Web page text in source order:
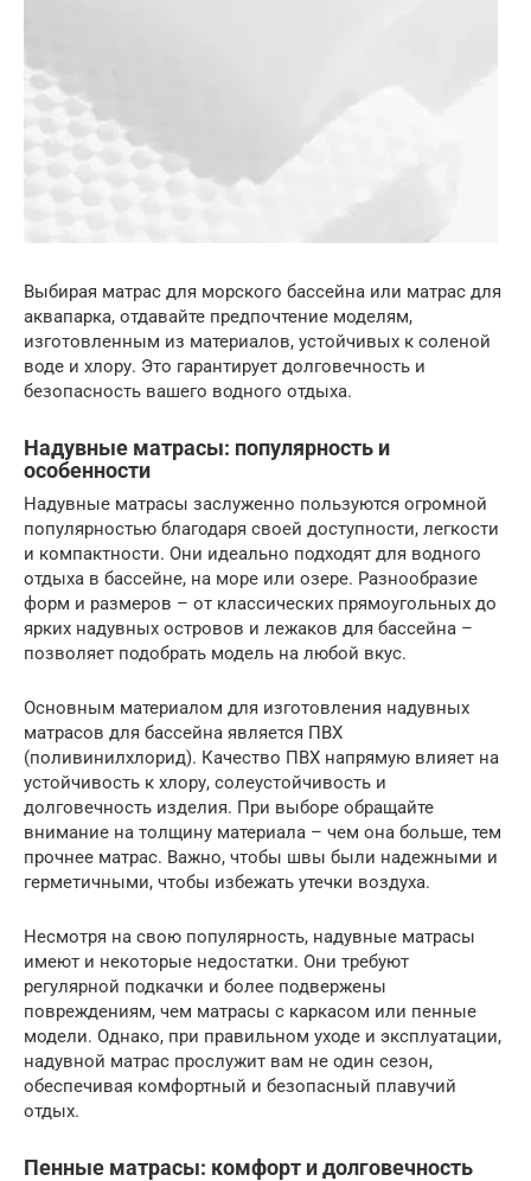
Выбирая матрас для морского бассейна или матрас для
аквапарка, отдавайте предпочтение моделям,
изготовленным из материалов, устойчивых к соленой
воде и хлору. Это гарантирует долговечность и
безопасность вашего водного отдыха.
Надувные матрасы: популярность и
особенности
Надувные матрасы заслуженно пользуются огромной
популярностью благодаря своей доступности, легкости
и компактности. Они идеально подходят для водного
отдыха в бассейне, на море или озере. Разнообразие
форм и размеров – от классических прямоугольных до
ярких надувных островов и лежаков для бассейна –
позволяет подобрать модель на любой вкус.
Основным материалом для изготовления надувных
матрасов для бассейна является ПВХ
(поливинилхлорид). Качество ПВХ напрямую влияет на
устойчивость к хлору, солеустойчивость и
долговечность изделия. При выборе обращайте
внимание на толщину материала – чем она больше, тем
прочнее матрас. Важно, чтобы швы были надежными и
герметичными, чтобы избежать утечки воздуха.
Несмотря на свою популярность, надувные матрасы
имеют и некоторые недостатки. Они требуют
регулярной подкачки и более подвержены
повреждениям, чем матрасы с каркасом или пенные
модели. Однако, при правильном уходе и эксплуатации,
надувной матрас прослужит вам не один сезон,
обеспечивая комфортный и безопасный плавучий
отдых.
Пенные матрасы: комфорт и долговечность